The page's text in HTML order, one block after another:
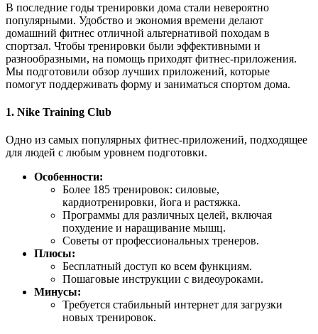
В последние годы тренировки дома стали невероятно
популярными. Удобство и экономия времени делают
домашний фитнес отличной альтернативой походам в
спортзал. Чтобы тренировки были эффективными и
разнообразными, на помощь приходят фитнес-приложения.
Мы подготовили обзор лучших приложений, которые
помогут поддерживать форму и заниматься спортом дома.
1. Nike Training Club
Одно из самых популярных фитнес-приложений, подходящее
для людей с любым уровнем подготовки.
Особенности:
Более 185 тренировок: силовые,
кардиотренировки, йога и растяжка.
Программы для различных целей, включая
похудение и наращивание мышц.
Советы от профессиональных тренеров.
Плюсы:
Бесплатный доступ ко всем функциям.
Пошаговые инструкции с видеоуроками.
Минусы:
Требуется стабильный интернет для загрузки
новых тренировок.